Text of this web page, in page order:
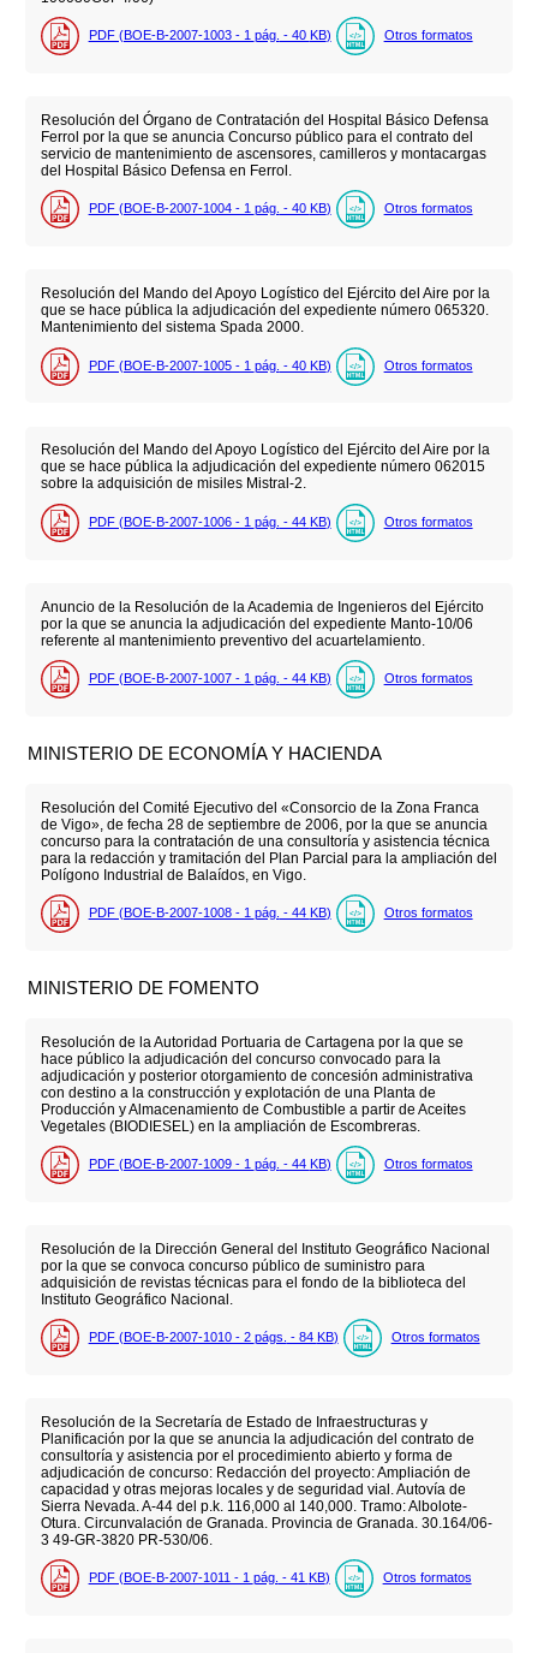
PDF (BOE-B-2007-1003 - 1 pág. - 40 KB) Otros formatos
Resolución del Órgano de Contratación del Hospital Básico Defensa
Ferrol por la que se anuncia Concurso público para el contrato del
servicio de mantenimiento de ascensores, camilleros y montacargas
del Hospital Básico Defensa en Ferrol.
PDF (BOE-B-2007-1004 - 1 pág. - 40 KB) Otros formatos
Resolución del Mando del Apoyo Logístico del Ejército del Aire por la
que se hace pública la adjudicación del expediente número 065320.
Mantenimiento del sistema Spada 2000.
PDF (BOE-B-2007-1005 - 1 pág. - 40 KB) Otros formatos
Resolución del Mando del Apoyo Logístico del Ejército del Aire por la
que se hace pública la adjudicación del expediente número 062015
sobre la adquisición de misiles Mistral-2.
PDF (BOE-B-2007-1006 - 1 pág. - 44 KB) Otros formatos
Anuncio de la Resolución de la Academia de Ingenieros del Ejército
por la que se anuncia la adjudicación del expediente Manto-10/06
referente al mantenimiento preventivo del acuartelamiento.
PDF (BOE-B-2007-1007 - 1 pág. - 44 KB) Otros formatos
MINISTERIO DE ECONOMÍA Y HACIENDA
Resolución del Comité Ejecutivo del «Consorcio de la Zona Franca
de Vigo», de fecha 28 de septiembre de 2006, por la que se anuncia
concurso para la contratación de una consultoría y asistencia técnica
para la redacción y tramitación del Plan Parcial para la ampliación del
Polígono Industrial de Balaídos, en Vigo.
PDF (BOE-B-2007-1008 - 1 pág. - 44 KB) Otros formatos
MINISTERIO DE FOMENTO
Resolución de la Autoridad Portuaria de Cartagena por la que se
hace público la adjudicación del concurso convocado para la
adjudicación y posterior otorgamiento de concesión administrativa
con destino a la construcción y explotación de una Planta de
Producción y Almacenamiento de Combustible a partir de Aceites
Vegetales (BIODIESEL) en la ampliación de Escombreras.
PDF (BOE-B-2007-1009 - 1 pág. - 44 KB) Otros formatos
Resolución de la Dirección General del Instituto Geográfico Nacional
por la que se convoca concurso público de suministro para
adquisición de revistas técnicas para el fondo de la biblioteca del
Instituto Geográfico Nacional.
PDF (BOE-B-2007-1010 - 2 págs. - 84 KB) Otros formatos
Resolución de la Secretaría de Estado de Infraestructuras y
Planificación por la que se anuncia la adjudicación del contrato de
consultoría y asistencia por el procedimiento abierto y forma de
adjudicación de concurso: Redacción del proyecto: Ampliación de
capacidad y otras mejoras locales y de seguridad vial. Autovía de
Sierra Nevada. A-44 del p.k. 116,000 al 140,000. Tramo: Albolote-
Otura. Circunvalación de Granada. Provincia de Granada. 30.164/06-
3 49-GR-3820 PR-530/06.
PDF (BOE-B-2007-1011 - 1 pág. - 41 KB) Otros formatos